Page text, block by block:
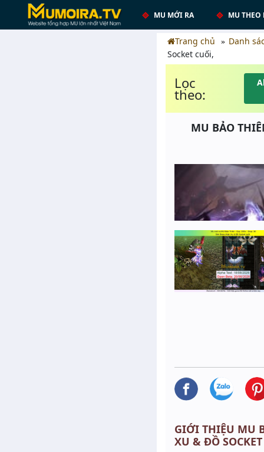
MU MỚI RA MU THEO
Trang chủ Danh
Socket cuối,
Lọc
theo:
MU BẢO
GIỚI THIỆU MU
XU & ĐỒ